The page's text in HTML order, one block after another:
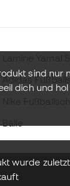
sind nur
dich und
wurde
Adidas